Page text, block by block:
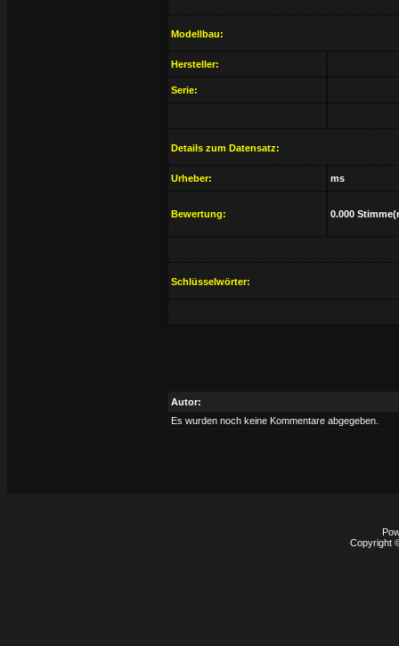
Modellbau:
Hersteller:
Serie:
Details zum Datensatz:
Urheber: ms
Bewertung: 0.000
Schlüsselwörter:
Autor:
Es wurden noch keine Kommentare abgegeben.
Copyright